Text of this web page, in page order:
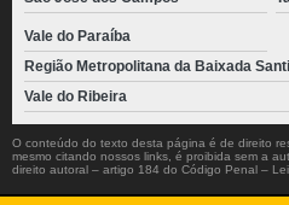
Vale do Paraíba
Região Metropolitana da Baixada
Vale do Ribeira
O conteúdo do texto desta página é de direito
mesmo citando nossos links, é proibida sem a
direito autoral – artigo 184 do Código Penal –